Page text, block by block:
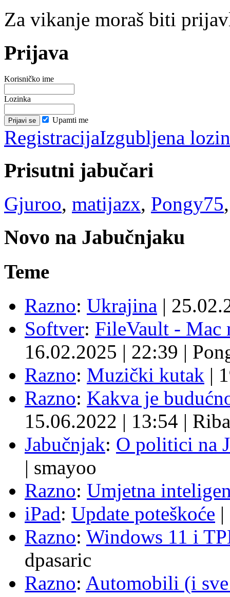
Za vikanje moraš biti
Prijava
Korisničko ime
Lozinka
Upamti me
RegistracijaIzgubljena
Prisutni jabučari
Gjuroo, matijazx, Pongy75
Novo na Jabučnjaku
Teme
Razno: Ukrajina |
Softver: FileVault - Mac
16.02.2025 | 22:39 |
Razno: Muzički kutak |
Razno: Kakva je
15.06.2022 | 13:54 | Riba
Jabučnjak: O politici na
| smayoo
Razno: Umjetna
iPad: Update poteškoće |
Razno: Windows 11 i
dpasaric
Razno: Automobili (i